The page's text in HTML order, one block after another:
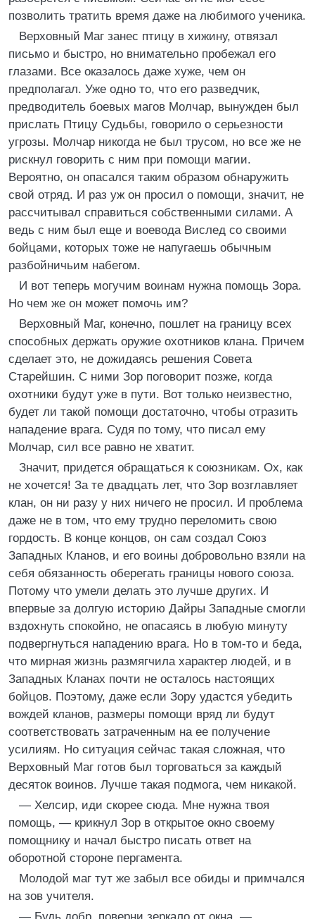
позволить тратить время даже на любимого ученика.
Верховный Маг занес птицу в хижину, отвязал
письмо и быстро, но внимательно пробежал его
глазами. Все оказалось даже хуже, чем он
предполагал. Уже одно то, что его разведчик,
предводитель боевых магов Молчар, вынужден был
прислать Птицу Судьбы, говорило о серьезности
угрозы. Молчар никогда не был трусом, но все же не
рискнул говорить с ним при помощи магии.
Вероятно, он опасался таким образом обнаружить
свой отряд. И раз уж он просил о помощи, значит, не
рассчитывал справиться собственными силами. А
ведь с ним был еще и воевода Вислед со своими
бойцами, которых тоже не напугаешь обычным
разбойничьим набегом.
И вот теперь могучим воинам нужна помощь Зора.
Но чем же он может помочь им?
Верховный Маг, конечно, пошлет на границу всех
способных держать оружие охотников клана. Причем
сделает это, не дожидаясь решения Совета
Старейшин. С ними Зор поговорит позже, когда
охотники будут уже в пути. Вот только неизвестно,
будет ли такой помощи достаточно, чтобы отразить
нападение врага. Судя по тому, что писал ему
Молчар, сил все равно не хватит.
Значит, придется обращаться к союзникам. Ох, как
не хочется! За те двадцать лет, что Зор возглавляет
клан, он ни разу у них ничего не просил. И проблема
даже не в том, что ему трудно переломить свою
гордость. В конце концов, он сам создал Союз
Западных Кланов, и его воины добровольно взяли на
себя обязанность оберегать границы нового союза.
Потому что умели делать это лучше других. И
впервые за долгую историю Дайры Западные смогли
вздохнуть спокойно, не опасаясь в любую минуту
подвергнуться нападению врага. Но в том-то и беда,
что мирная жизнь размягчила характер людей, и в
Западных Кланах почти не осталось настоящих
бойцов. Поэтому, даже если Зору удастся убедить
вождей кланов, размеры помощи вряд ли будут
соответствовать затраченным на ее получение
усилиям. Но ситуация сейчас такая сложная, что
Верховный Маг готов был торговаться за каждый
десяток воинов. Лучше такая подмога, чем никакой.
— Хелсир, иди скорее сюда. Мне нужна твоя
помощь, — крикнул Зор в открытое окно своему
помощнику и начал быстро писать ответ на
оборотной стороне пергамента.
Молодой маг тут же забыл все обиды и примчался
на зов учителя.